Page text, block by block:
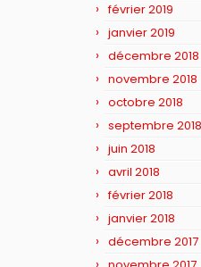
février 2019
janvier 2019
décembre 2018
novembre 2018
octobre 2018
septembre 2018
juin 2018
avril 2018
février 2018
janvier 2018
décembre 2017